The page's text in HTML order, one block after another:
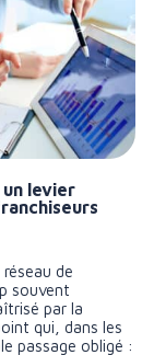
levier
de
souvent
par la
qui, dans les
passage obligé :